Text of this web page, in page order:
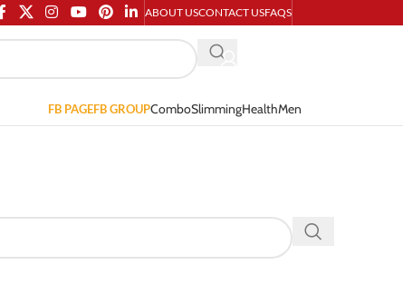
ABOUT USCONTACT USFAQS
FB PAGEFB GROUPComboSlimmingHealthMen